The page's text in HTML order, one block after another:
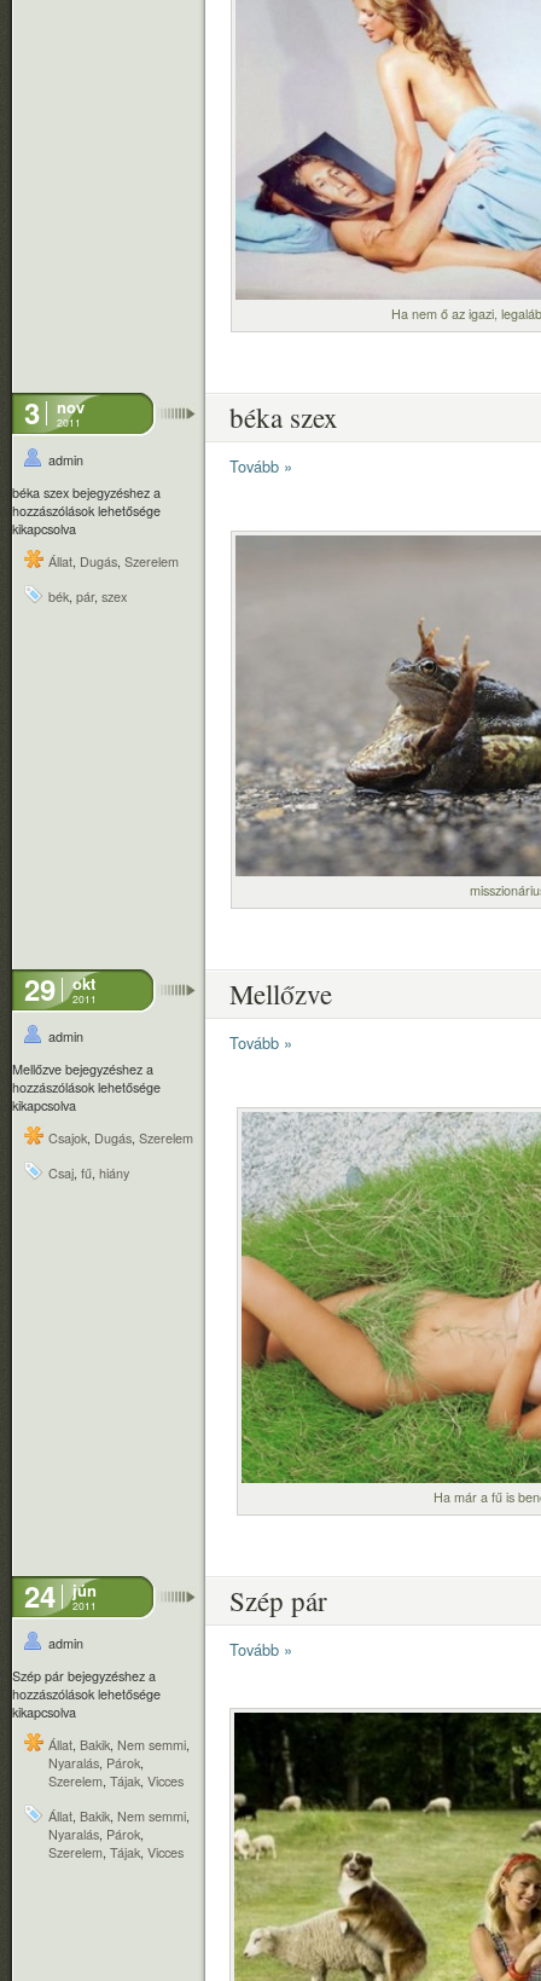
Ha nem ő az igazi,
3 nov
2011
admin
béka szex bejegyzéshez a
hozzászólások lehetősége
kikapcsolva
Állat, Dugás, Szerelem
bék, pár, szex
béka szex
Tovább »
29 okt
2011
admin
Mellőzve bejegyzéshez a
hozzászólások lehetősége
kikapcsolva
Csajok, Dugás, Szerelem
Csaj, fű, hiány
Mellőzve
Tovább »
Ha már a fű is
24 jún
2011
admin
Szép pár bejegyzéshez a
hozzászólások lehetősége
kikapcsolva
Állat, Bakik, Nem semmi,
Nyaralás, Párok,
Szerelem, Tájak, Vicces
Állat, Bakik, Nem semmi,
Nyaralás, Párok,
Szerelem, Tájak, Vicces
Szép pár
Tovább »